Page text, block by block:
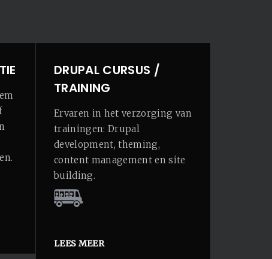
DRUPAL CURSUS /
TRAINING
Ervaren in het verzorging van
trainingen: Drupal
development, theming,
content management en site
building.
LEES MEER